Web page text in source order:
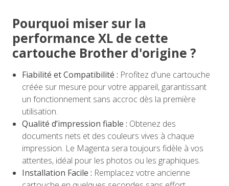
Pourquoi miser sur la
performance XL de cette
cartouche Brother d'origine ?
Fiabilité et Compatibilité : Profitez d'une cartouche
créée sur mesure pour votre appareil, garantissant
un fonctionnement sans accroc dès la première
utilisation.
Qualité d’impression fiable : Obtenez des
documents nets et des couleurs vives à chaque
impression. Le Magenta sera toujours fidèle à vos
attentes, idéal pour les photos ou les graphiques.
Installation Facile : Remplacez votre ancienne